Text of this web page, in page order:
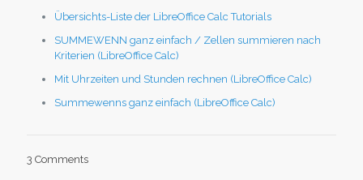
Übersichts-Liste der LibreOffice Calc Tutorials
SUMMEWENN ganz einfach / Zellen summieren nach
Kriterien (LibreOffice Calc)
Mit Uhrzeiten und Stunden rechnen (LibreOffice Calc)
Summewenns ganz einfach (LibreOffice Calc)
3 Comments